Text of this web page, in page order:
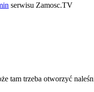
serwisu Zamosc.TV
tam trzeba otworzyć